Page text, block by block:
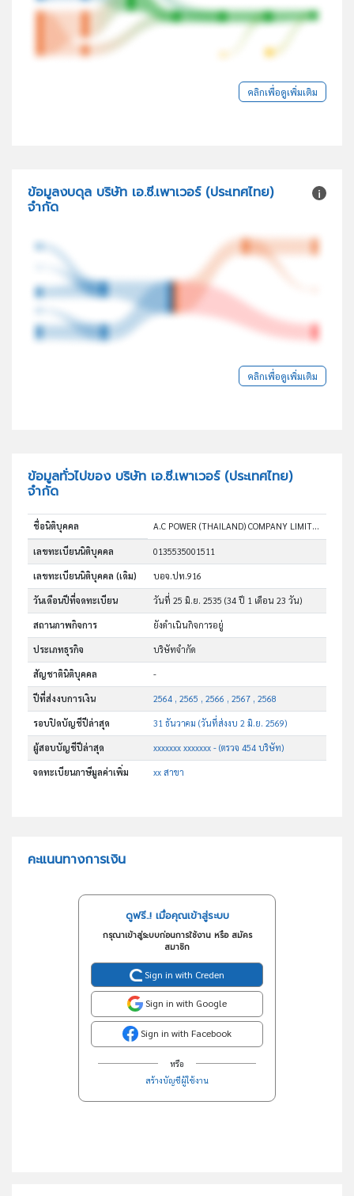
คลิกเพื่อดูเพิ่มเติม
ข้อมูลงบดุล บริษัท เอ.ซี.เพาเวอร์ (ประเทศไทย)
จำกัด
คลิกเพื่อดูเพิ่มเติม
ข้อมูลทั่วไปของ บริษัท เอ.ซี.เพาเวอร์ (ประเทศไทย)
จำกัด
ชื่อนิติบุคคล A.C POWER (THAILAND) COMPANY LIMITED
เลขทะเบียนนิติบุคคล 0135535001511
เลขทะเบียนนิติบุคคล (เดิม) บอจ.ปท.916
วันเดือนปีที่จดทะเบียน วันที่ 25 มิ.ย. 2535(34 ปี 1 เดือน 23 วัน)
สถานภาพกิจการ ยังดำเนินกิจการอยู่
ประเภทธุรกิจ บริษัทจำกัด
สัญชาตินิติบุคคล -
ปีที่ส่งงบการเงิน 2564 , 2565 , 2566 , 2567 , 2568
รอบปิดบัญชีปีล่าสุด 31 ธันวาคม (วันที่ส่งงบ 2 มิ.ย. 2569)
ผู้สอบบัญชีปีล่าสุด xxxxxxx xxxxxxx - (ตรวจ 454 บริษัท)
จดทะเบียนภาษีมูลค่าเพิ่ม xx สาขา
คะแนนทางการเงิน
ดูฟรี..! เมื่อคุณเข้าสู่ระบบ
กรุณาเข้าสู่ระบบก่อนการใช้งาน หรือ สมัคร
สมาชิก
Sign in with Creden
Sign in with Google
Sign in with Facebook
หรือ
สร้างบัญชีผู้ใช้งาน